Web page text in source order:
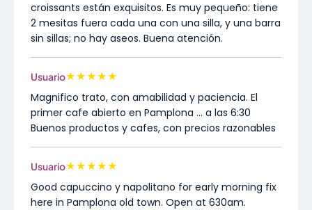
croissants están exquisitos. Es muy pequeño: tiene
2 mesitas fuera cada una con una silla, y una barra
sin sillas; no hay aseos. Buena atención.
Usuario★★★★★
Magnifico trato, con amabilidad y paciencia. El
primer cafe abierto en Pamplona … a las 6:30
Buenos productos y cafes, con precios razonables
Usuario★★★★★
Good capuccino y napolitano for early morning fix
here in Pamplona old town. Open at 630am.